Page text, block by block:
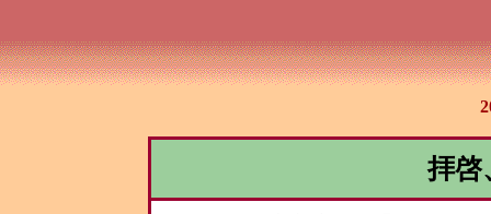
拝啓